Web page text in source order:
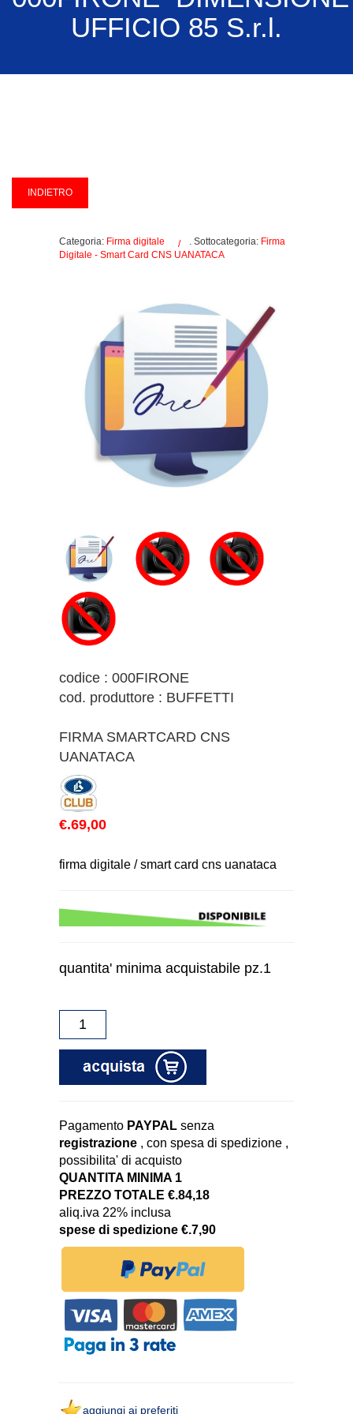
UFFICIO 85 S.r.l.
Categoria: Firma digitale . Sottocategoria: Firma
Digitale - Smart Card CNS UANATACA
codice : 000FIRONE
cod. produttore : BUFFETTI
FIRMA SMARTCARD CNS
UANATACA
€.69,00
firma digitale / smart card cns uanataca
quantita' minima acquistabile pz.1
Pagamento PAYPAL senza
registrazione , con spesa di spedizione ,
possibilita' di acquisto
QUANTITA MINIMA 1
PREZZO TOTALE €.84,18
aliq.iva 22% inclusa
spese di spedizione €.7,90
aggiungi ai preferiti